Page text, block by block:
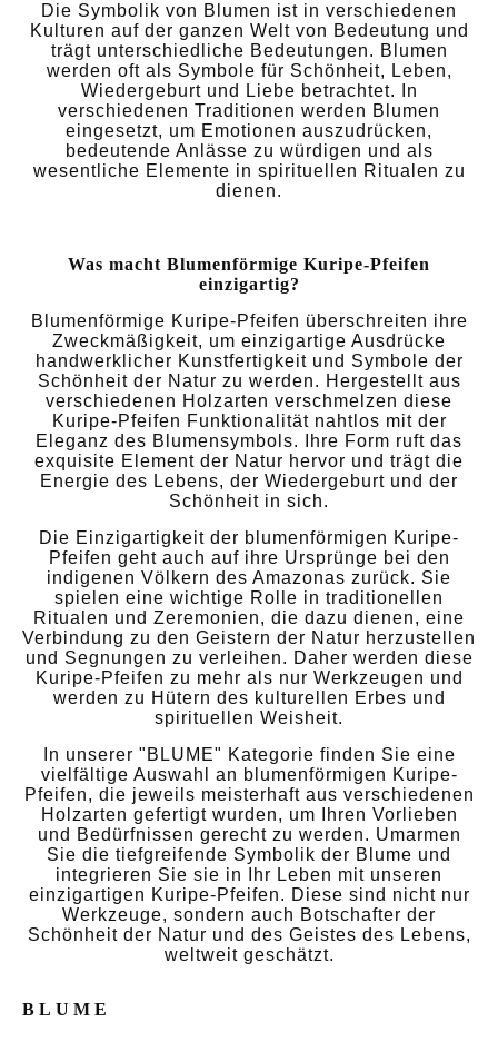
Die Symbolik von Blumen ist in verschiedenen
Kulturen auf der ganzen Welt von Bedeutung und
trägt unterschiedliche Bedeutungen. Blumen
werden oft als Symbole für Schönheit, Leben,
Wiedergeburt und Liebe betrachtet. In
verschiedenen Traditionen werden Blumen
eingesetzt, um Emotionen auszudrücken,
bedeutende Anlässe zu würdigen und als
wesentliche Elemente in spirituellen Ritualen zu
dienen.
Was macht Blumenförmige Kuripe-Pfeifen
einzigartig?
Blumenförmige Kuripe-Pfeifen überschreiten ihre
Zweckmäßigkeit, um einzigartige Ausdrücke
handwerklicher Kunstfertigkeit und Symbole der
Schönheit der Natur zu werden. Hergestellt aus
verschiedenen Holzarten verschmelzen diese
Kuripe-Pfeifen Funktionalität nahtlos mit der
Eleganz des Blumensymbols. Ihre Form ruft das
exquisite Element der Natur hervor und trägt die
Energie des Lebens, der Wiedergeburt und der
Schönheit in sich.
Die Einzigartigkeit der blumenförmigen Kuripe-
Pfeifen geht auch auf ihre Ursprünge bei den
indigenen Völkern des Amazonas zurück. Sie
spielen eine wichtige Rolle in traditionellen
Ritualen und Zeremonien, die dazu dienen, eine
Verbindung zu den Geistern der Natur herzustellen
und Segnungen zu verleihen. Daher werden diese
Kuripe-Pfeifen zu mehr als nur Werkzeugen und
werden zu Hütern des kulturellen Erbes und
spirituellen Weisheit.
In unserer "BLUME" Kategorie finden Sie eine
vielfältige Auswahl an blumenförmigen Kuripe-
Pfeifen, die jeweils meisterhaft aus verschiedenen
Holzarten gefertigt wurden, um Ihren Vorlieben
und Bedürfnissen gerecht zu werden. Umarmen
Sie die tiefgreifende Symbolik der Blume und
integrieren Sie sie in Ihr Leben mit unseren
einzigartigen Kuripe-Pfeifen. Diese sind nicht nur
Werkzeuge, sondern auch Botschafter der
Schönheit der Natur und des Geistes des Lebens,
weltweit geschätzt.
BLUME